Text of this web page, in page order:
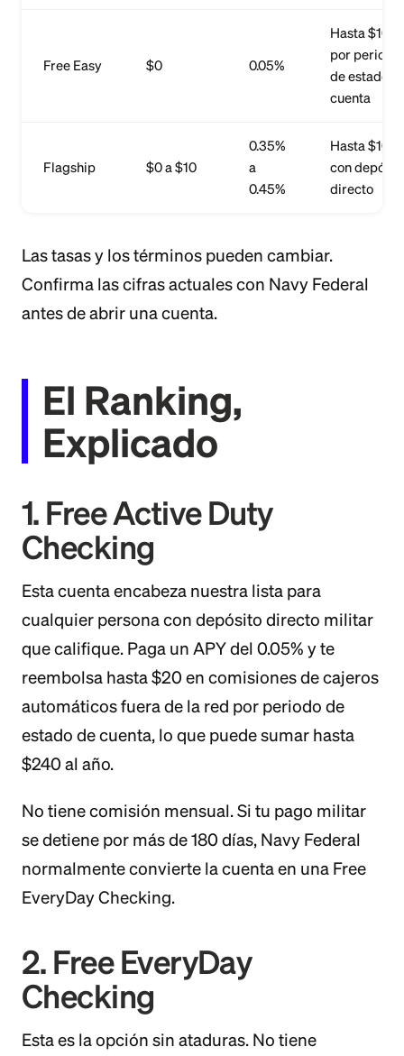
Free Easy $0 0.05%
Hasta $10
por periodo
de estado
cuenta
Flagship $0 a $10
0.35%
a
0.45%
Hasta $10
con
directo
Las tasas y los términos pueden cambiar.
Confirma las cifras actuales con Navy Federal
antes de abrir una cuenta.
El Ranking,
Explicado
1. Free Active Duty
Checking
Esta cuenta encabeza nuestra lista para
cualquier persona con depósito directo militar
que califique. Paga un APY del 0.05% y te
reembolsa hasta $20 en comisiones de cajeros
automáticos fuera de la red por periodo de
estado de cuenta, lo que puede sumar hasta
$240 al año.
No tiene comisión mensual. Si tu pago militar
se detiene por más de 180 días, Navy Federal
normalmente convierte la cuenta en una Free
EveryDay Checking.
2. Free EveryDay
Checking
Esta es la opción sin ataduras. No tiene